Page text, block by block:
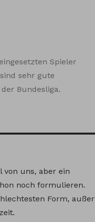
Spieler
sehr gute
Bundesliga.
von uns, aber ein
noch formulieren.
Form, außer